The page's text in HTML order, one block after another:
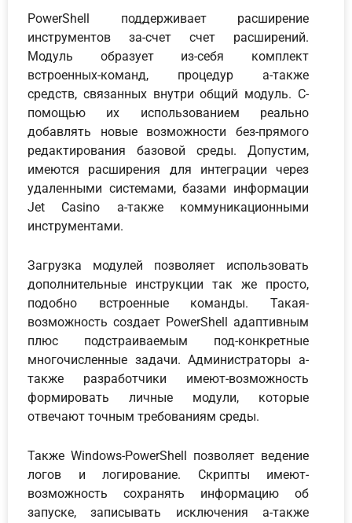
PowerShell поддерживает расширение
инструментов за-счет счет расширений.
Модуль образует из-себя комплект
встроенных-команд, процедур а-также
средств, связанных внутри общий модуль. С-
помощью их использованием реально
добавлять новые возможности без-прямого
редактирования базовой среды. Допустим,
имеются расширения для интеграции через
удаленными системами, базами информации
Jet Casino а-также коммуникационными
инструментами.
Загрузка модулей позволяет использовать
дополнительные инструкции так же просто,
подобно встроенные команды. Такая-
возможность создает PowerShell адаптивным
плюс подстраиваемым под-конкретные
многочисленные задачи. Администраторы а-
также разработчики имеют-возможность
формировать личные модули, которые
отвечают точным требованиям среды.
Также Windows-PowerShell позволяет ведение
логов и логирование. Скрипты имеют-
возможность сохранять информацию об
запуске, записывать исключения а-также